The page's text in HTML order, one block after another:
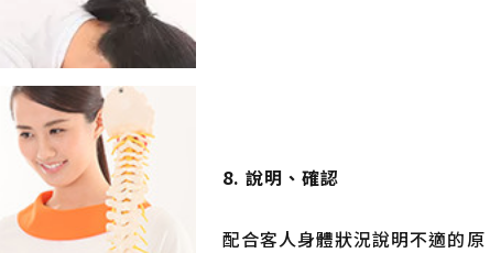
8. 說明、確認
配合客人身體狀況說明不適的原